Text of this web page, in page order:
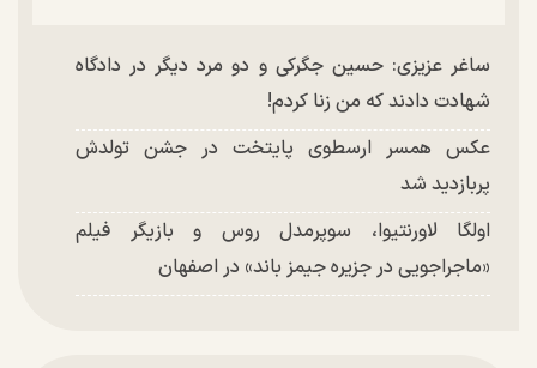
ساغر عزیزی: حسین جگرکی و دو مرد دیگر در دادگاه
شهادت دادند که من زنا کردم!
عکس همسر ارسطوی پایتخت در جشن تولدش
پربازدید شد
اولگا لاورنتیوا، سوپرمدل روس و بازیگر فیلم
«ماجراجویی در جزیره جیمز باند» در اصفهان